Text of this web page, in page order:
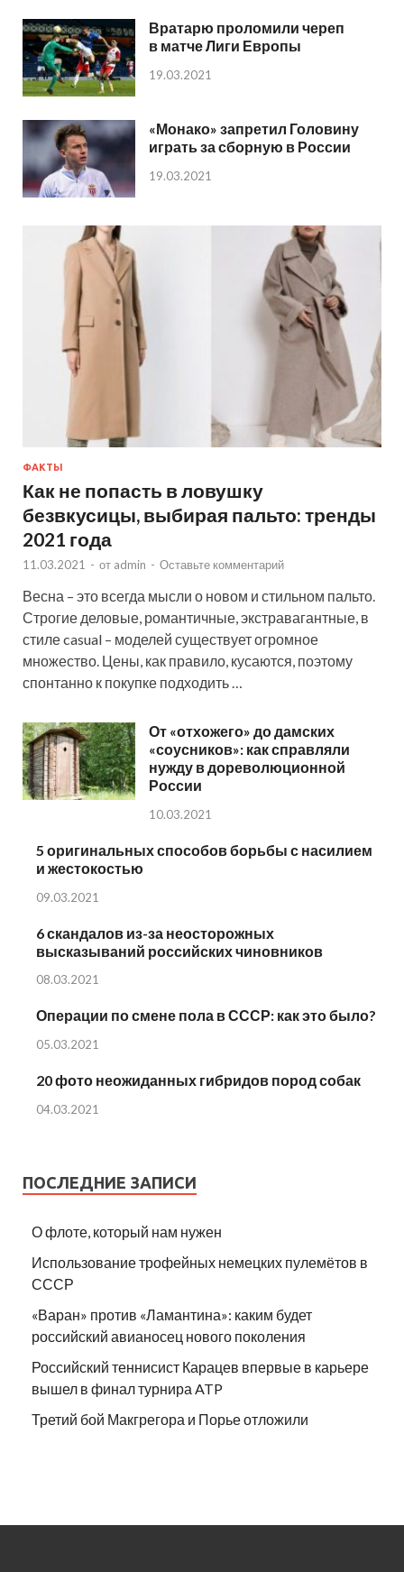
Вратарю проломили череп
в матче Лиги Европы
19.03.2021
«Монако» запретил Головину
играть за сборную в России
19.03.2021
ФАКТЫ
Как не попасть в ловушку
безвкусицы, выбирая пальто: тренды
2021 года
11.03.2021 - от admin - Оставьте комментарий
Весна – это всегда мысли о новом и стильном пальто.
Строгие деловые, романтичные, экстравагантные, в
стиле casual – моделей существует огромное
множество. Цены, как правило, кусаются, поэтому
спонтанно к покупке подходить …
От «отхожего» до дамских
«соусников»: как справляли
нужду в дореволюционной
России
10.03.2021
5 оригинальных способов борьбы с насилием
и жестокостью
09.03.2021
6 скандалов из-за неосторожных
высказываний российских чиновников
08.03.2021
Операции по смене пола в СССР: как это было?
05.03.2021
20 фото неожиданных гибридов пород собак
04.03.2021
ПОСЛЕДНИЕ ЗАПИСИ
О флоте, который нам нужен
Использование трофейных немецких пулемётов в
СССР
«Варан» против «Ламантина»: каким будет
российский авианосец нового поколения
Российский теннисист Карацев впервые в карьере
вышел в финал турнира ATP
Третий бой Макгрегора и Порье отложили